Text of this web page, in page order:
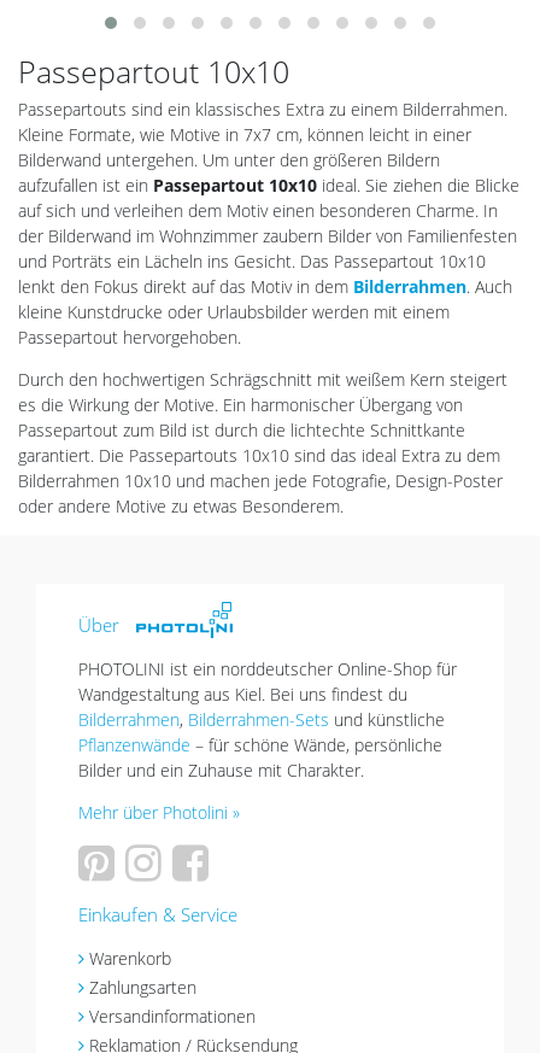
Passepartout 10x10
Passepartouts sind ein klassisches Extra zu einem Bilderrahmen.
Kleine Formate, wie Motive in 7x7 cm, können leicht in einer
Bilderwand untergehen. Um unter den größeren Bildern
aufzufallen ist ein Passepartout 10x10 ideal. Sie ziehen die Blicke
auf sich und verleihen dem Motiv einen besonderen Charme. In
der Bilderwand im Wohnzimmer zaubern Bilder von Familienfesten
und Porträts ein Lächeln ins Gesicht. Das Passepartout 10x10
lenkt den Fokus direkt auf das Motiv in dem Bilderrahmen. Auch
kleine Kunstdrucke oder Urlaubsbilder werden mit einem
Passepartout hervorgehoben.
Durch den hochwertigen Schrägschnitt mit weißem Kern steigert
es die Wirkung der Motive. Ein harmonischer Übergang von
Passepartout zum Bild ist durch die lichtechte Schnittkante
garantiert. Die Passepartouts 10x10 sind das ideal Extra zu dem
Bilderrahmen 10x10 und machen jede Fotografie, Design-Poster
oder andere Motive zu etwas Besonderem.
Über
PHOTOLINI ist ein norddeutscher Online-Shop für
Wandgestaltung aus Kiel. Bei uns findest du
Bilderrahmen, Bilderrahmen-Sets und künstliche
Pflanzenwände – für schöne Wände, persönliche
Bilder und ein Zuhause mit Charakter.
Mehr über Photolini »
Einkaufen & Service
Warenkorb
Zahlungsarten
Versandinformationen
Reklamation / Rücksendung